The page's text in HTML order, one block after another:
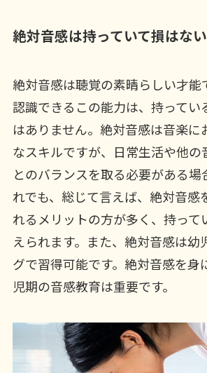
絶対音感は持っていて損はない
絶対音感は聴覚の素晴らしい才能
認識できるこの能力は、持ってい
はありません。絶対音感は音楽に
なスキルですが、日常生活や他の
とのバランスを取る必要がある場
れでも、総じて言えば、絶対音感
れるメリットの方が多く、持って
えられます。また、絶対音感は幼
グで習得可能です。絶対音感を身
児期の音感教育は重要です。